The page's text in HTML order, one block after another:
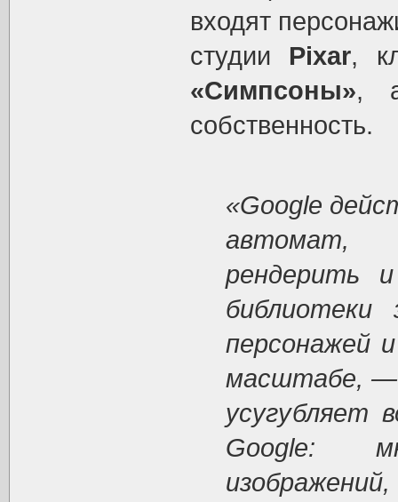
входят
студии Pixar,
«Симпсоны», а
собственность.
«Google
автомат,
рендерить
библиотеки
персонажей
масштабе, —
усугубляет
Google: